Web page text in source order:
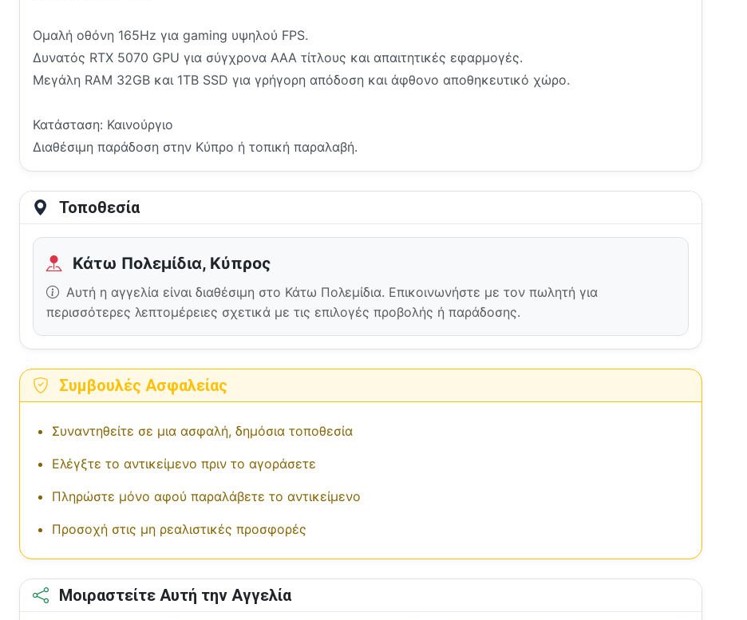
Ομαλή οθόνη 165Hz για gaming υψηλού FPS.
Δυνατός RTX 5070 GPU για σύγχρονα AAA τίτλους και απαιτητικές εφαρμογές.
Μεγάλη RAM 32GB και 1TB SSD για γρήγορη απόδοση και άφθονο αποθηκευτικό χώρο.
Κατάσταση: Καινούργιο
Διαθέσιμη παράδοση στην Κύπρο ή τοπική παραλαβή.
Τοποθεσία
Κάτω Πολεμίδια, Κύπρος
Αυτή η αγγελία είναι διαθέσιμη στο Κάτω Πολεμίδια. Επικοινωνήστε με τον πωλητή για
περισσότερες λεπτομέρειες σχετικά με τις επιλογές προβολής ή παράδοσης.
Συμβουλές Ασφαλείας
Συναντηθείτε σε μια ασφαλή, δημόσια τοποθεσία
Ελέγξτε το αντικείμενο πριν το αγοράσετε
Πληρώστε μόνο αφού παραλάβετε το αντικείμενο
Προσοχή στις μη ρεαλιστικές προσφορές
Μοιραστείτε Αυτή την Αγγελία